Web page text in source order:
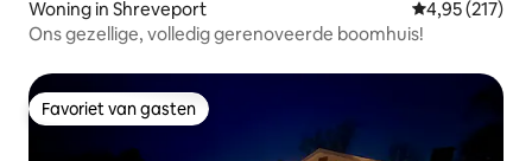
Woning in Shreveport Gemiddelde
4,95 (217)
Ons gezellige, volledig gerenoveerde boomhuis!
Favoriet van gasten
Favoriet van gasten